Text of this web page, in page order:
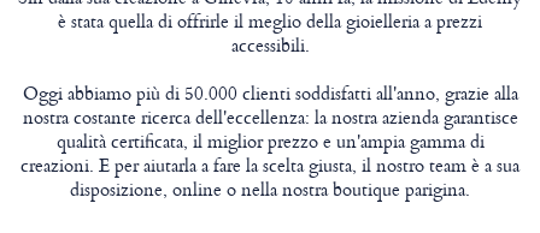
è stata quella di offrirle il meglio della gioielleria a prezzi
accessibili.
Oggi abbiamo più di 50.000 clienti soddisfatti all'anno, grazie alla
nostra costante ricerca dell'eccellenza: la nostra azienda garantisce
qualità certificata, il miglior prezzo e un'ampia gamma di
creazioni. E per aiutarla a fare la scelta giusta, il nostro team è a sua
disposizione, online o nella nostra boutique parigina.